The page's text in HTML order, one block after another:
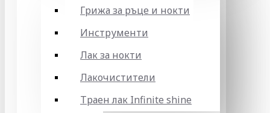
Грижа за ръце и нокти
Инструменти
Лак за нокти
Лакочистители
Траен лак Infinite shine